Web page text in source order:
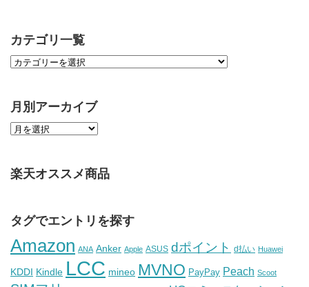
カテゴリ一覧
月別アーカイブ
楽天オススメ商品
タグでエントリを探す
Amazon ANA Anker Apple ASUS dポイント d払い Huawei
KDDI Kindle LCC mineo MVNO PayPay Peach Scoot